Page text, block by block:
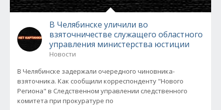
В Челябинске уличили во
взяточничестве служащего областного
управления министерства юстиции
Новости
В Челябинске задержали очередного чиновника-
взяточника. Как сообщили корреспонденту "Нового
Региона" в Следственном управлении следственного
комитета при прокуратуре по